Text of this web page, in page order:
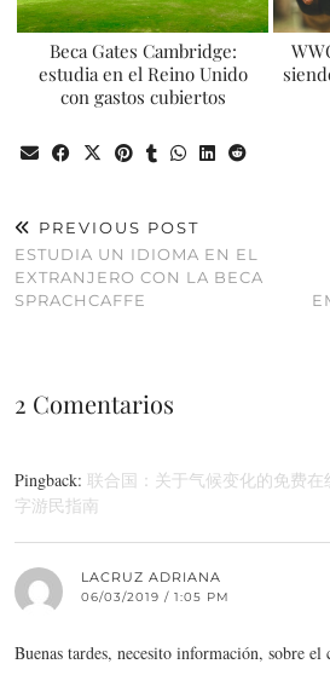
Beca Gates Cambridge:
estudia en el Reino Unido
con gastos cubiertos
PREVIOUS POST
ESTUDIA UN IDIOMA EN EL
EXTRANJERO CON LA BECA
SPRACHCAFFE
2 Comentarios
Pingback: 联合国：关于气候变化的免费
字游民指南
LACRUZ ADRIANA
06/03/2019 / 1:05 PM
Buenas tardes, necesito información, sobre